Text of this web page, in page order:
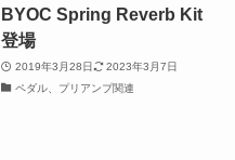
BYOC Spring Reverb Kit
登場
2019年3月28日
2023年3月7日
ペダル、プリアンプ関連